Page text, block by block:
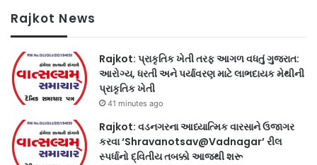
Rajkot News
Rajkot: પ્રાકૃતિક ખેતી તરફ આગળ વધતું ગુજરાત:
આરોગ્ય, ધરતી અને પર્યાવરણ માટે લાભદાયક મેથીની
પ્રાકૃતિક ખેતી
41 minutes ago
Rajkot: વડનગરના આધ્યાત્મિક વારસાને ઉજાગર
કરવા ‘Shravanotsav@Vadnagar’ રીલ
સ્પર્ધાનો દ્વિતીય તબક્કો આજથી શરૂ